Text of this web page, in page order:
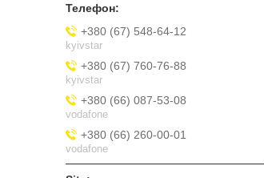
+380 (67) 548-64-12
kyivstar
+380 (67) 760-76-88
kyivstar
+380 (66) 087-53-08
vodafone
+380 (66) 260-00-01
vodafone